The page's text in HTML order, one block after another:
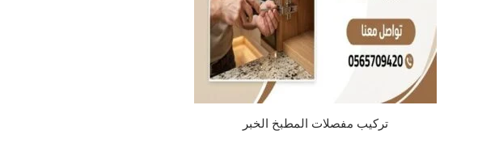
تركيب مفصلات المطبخ الخبر